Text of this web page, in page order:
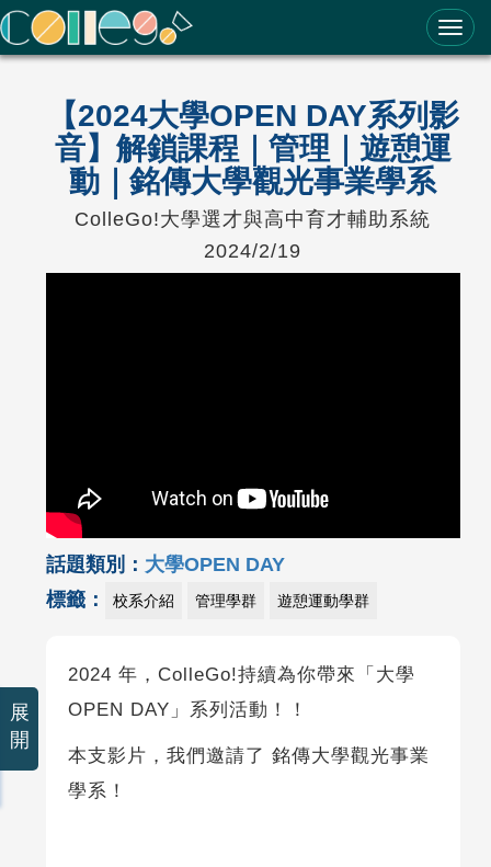
ColleGo! 大學選才與高中育才輔助系統
【2024大學OPEN DAY系列影
音】解鎖課程｜管理｜遊憩運
動｜銘傳大學觀光事業學系
ColleGo!大學選才與高中育才輔助系統
2024/2/19
話題類別： 大學OPEN DAY
標籤：
校系介紹 管理學群 遊憩運動學群
2024 年，ColleGo!持續為你帶來「大學
OPEN DAY」系列活動！！
本支影片，我們邀請了 銘傳大學觀光事業
學系！
展
開